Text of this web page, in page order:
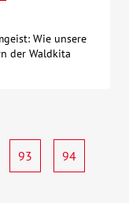
Wie unsere
der Waldkita
93 94